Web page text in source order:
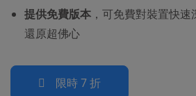
提供免費版本 ，可免費對裝置快
還原超佛心
限時 7 折